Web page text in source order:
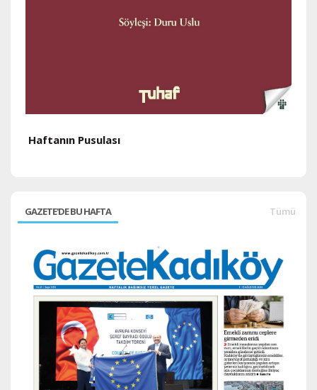
Haftanın Pusulası
GAZETE'DE BU HAFTA Tümü